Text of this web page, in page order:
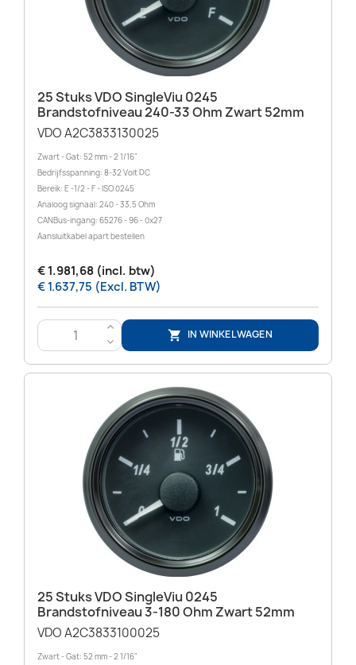
25 Stuks VDO SingleViu 0245
Brandstofniveau 240-33 Ohm Zwart 52mm
VDO A2C3833130025
Zwart - Gat: 52 mm - 2 1/16"
Bedrijfsspanning: 8-32 Volt DC
Bereik: E -1/2 - F - ISO 0245
Analoog signaal: 240 - 33,5 Ohm
CANBus-ingang: 65276 - 96 - 0x27
Aansluitkabel apart bestellen
€ 1.981,68 (incl. btw)
€ 1.637,75 (Excl. BTW)
>
<
 IN WINKELWAGEN
25 Stuks VDO SingleViu 0245
Brandstofniveau 3-180 Ohm Zwart 52mm
VDO A2C3833100025
Zwart - Gat: 52 mm - 2 1/16"